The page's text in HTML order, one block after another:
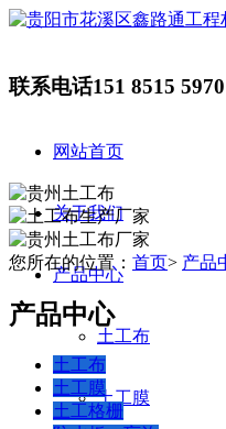
联系电话151 8515 5970
网站首页
关于我们
产品中心
土工布
土工膜
您所在的位置： 首页> 产品
产品中心
土工布
土工膜
土工格栅